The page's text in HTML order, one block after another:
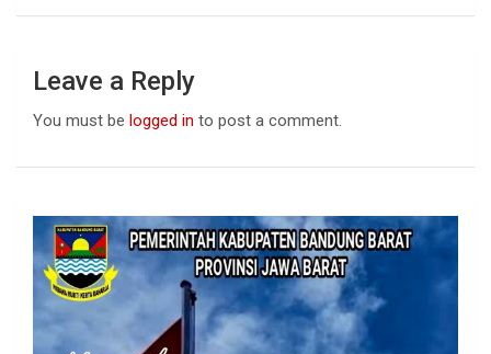
Leave a Reply
You must be logged in to post a comment.